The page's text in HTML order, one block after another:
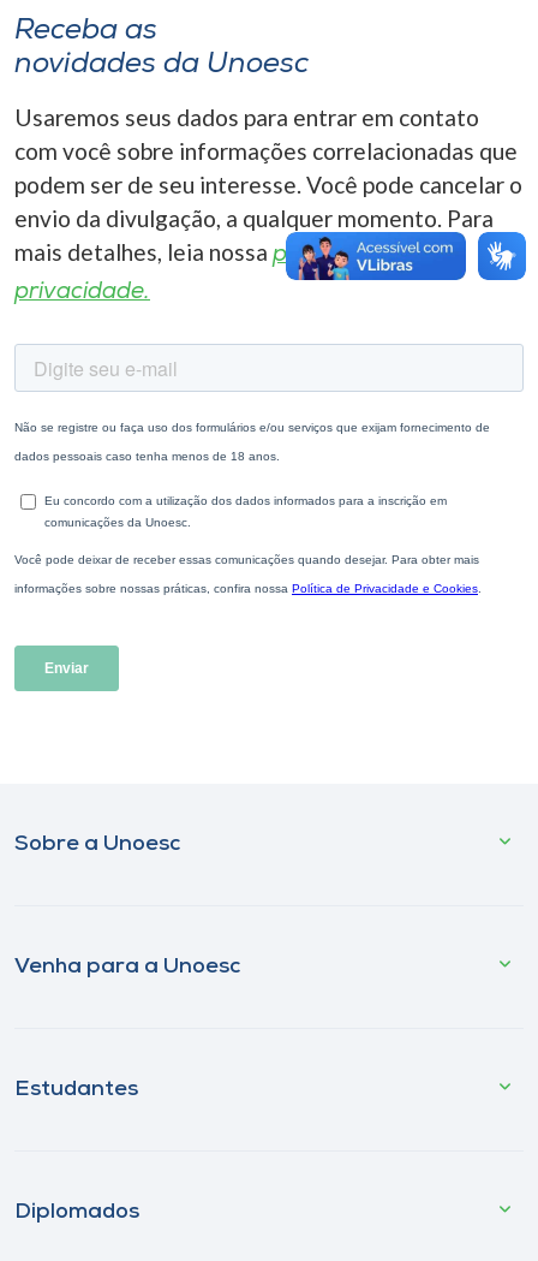
o idioma
A+
A-
Receba as
novidades da Unoesc
Usaremos seus dados para entrar em contato
com você sobre informações correlacionadas que
podem ser de seu interesse. Você pode cancelar o
envio da divulgação, a qualquer momento. Para
mais detalhes, leia nossa política de
privacidade.
Sobre a Unoesc
Venha para a Unoesc
Estudantes
Diplomados